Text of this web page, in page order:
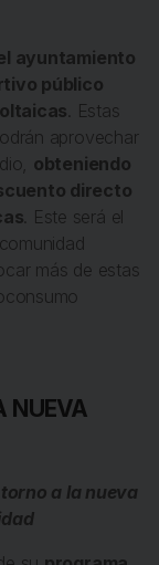
ayuntamiento
público
. Estas
aprovechar
obteniendo
directo
. Este será el
más de estas
NUEVA
a la nueva